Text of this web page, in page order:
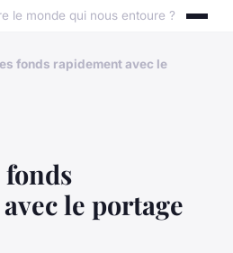
le monde qui nous entoure ?
fonds rapidement avec le
fonds
le portage